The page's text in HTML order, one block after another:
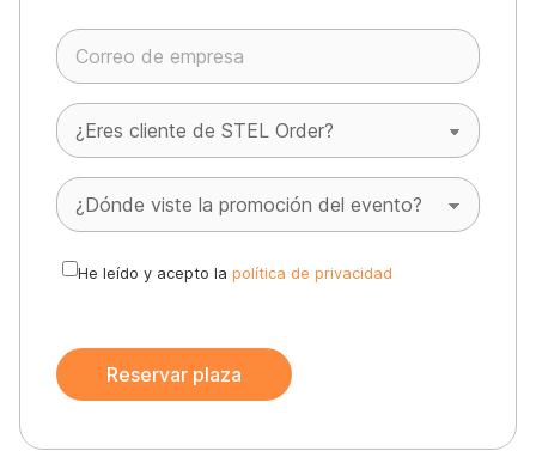
f
a
v
o
,
e
e
s
He leído y acepto la política de privacidad